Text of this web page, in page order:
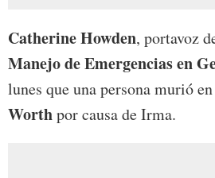
Catherine Howden, portavoz
Manejo de Emergencias en
lunes que una persona murió
Worthpor causa de Irma.